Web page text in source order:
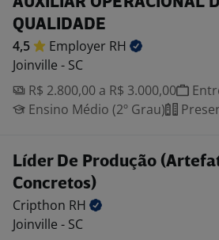
QUALIDADE
4,5 Employer RH
Joinville - SC
R$ 2.800,00 a R$ 3.000,00
Ensino Médio (2º Grau)
Líder De Produção
Concretos)
Cripthon RH
Joinville - SC